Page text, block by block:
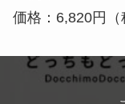
価格：6,820円（